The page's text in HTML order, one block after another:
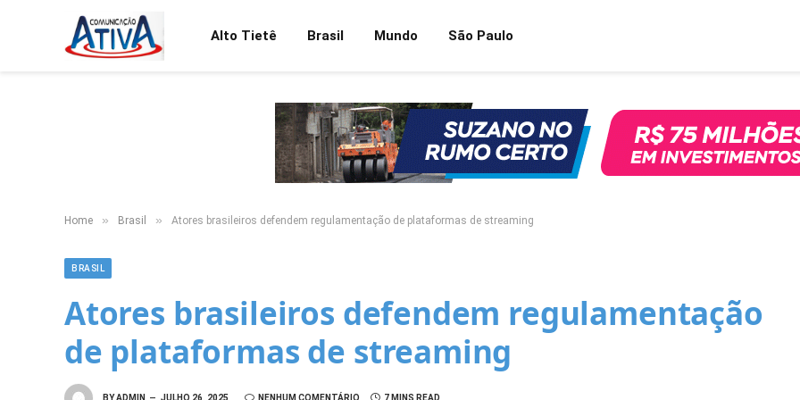
Alto Tietê Brasil Mundo São Paulo
Home » Brasil » Atores brasileiros defendem regulamentação de plataformas de streaming
BRASIL
Atores brasileiros defendem regulamentação
de plataformas de streaming
BYADMIN JULHO 26, 2025 NENHUM COMENTÁRIO 7 MINS READ